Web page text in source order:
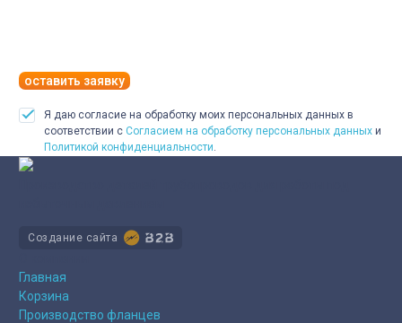
оставить заявку
Я даю согласие на обработку моих персональных данных в
соответствии с Согласием на обработку персональных данных и
Политикой конфиденциальности
Создание сайта
Главная
Корзина
Производство фланцев